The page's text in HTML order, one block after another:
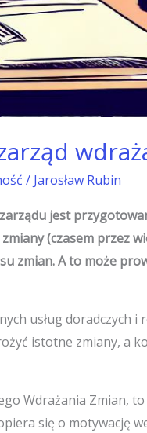
/ Jarosław Rubin
jest
(czasem przez
zmian. A to może
usług doradczych i
istotne zmiany, a
Wdrażania Zmian,
się o motywację